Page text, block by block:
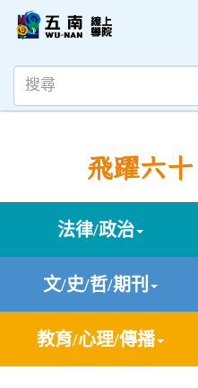
飛躍六
法律/政治
文/史/哲/期刊
教育/心理/傳播